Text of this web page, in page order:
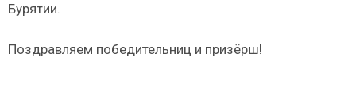
Бурятии.
Поздравляем победительниц и призёрш!